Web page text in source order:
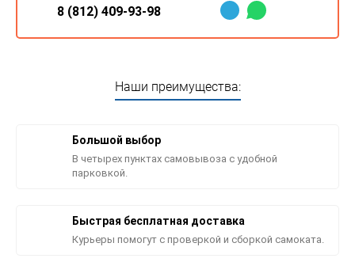
8 (812) 409-93-98
Наши преимущества:
Большой выбор
В четырех пунктах самовывоза с удобной
парковкой.
Быстрая бесплатная доставка
Курьеры помогут с проверкой и сборкой самоката.